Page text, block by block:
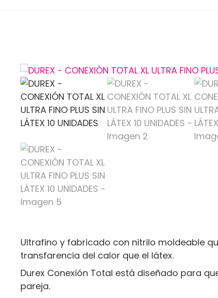
Ultrafino y fabricado con nitrilo moldeable
transfarencia del calor que el látex.
Durex Conexión Total está diseñado para
pareja.